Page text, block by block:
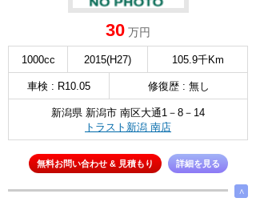
30 万円
1000cc 2015(H27) 105.9千Km
車検 : R10.05 修復歴 : 無し
新潟県 新潟市 南区大通1－8－14
トラスト新潟 南店
無料お問い合わせ & 見積もり 詳細を見る
∧